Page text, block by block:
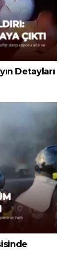
Detayları